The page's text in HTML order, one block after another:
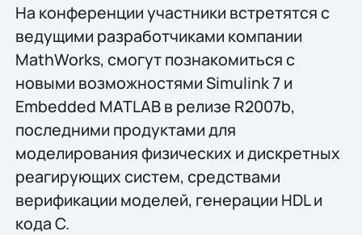
На конференции участники встретятся с
ведущими разработчиками компании
MathWorks, смогут познакомиться с
новыми возможностями Simulink 7 и
Embedded MATLAB в релизе R2007b,
последними продуктами для
моделирования физических и дискретных
реагирующих систем, средствами
верификации моделей, генерации HDL и
кода C.